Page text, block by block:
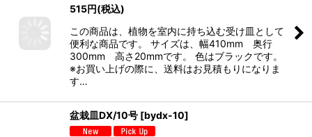
515円(税込)
この商品は、植物を室内に持ち込む受け皿として
便利な商品です。 サイズは、幅410mm 奥行
300mm 高さ20mmです。 色はブラックです。
※お買い上げの際に、送料はお見積もりになりま
す…
盆栽皿DX/10号 [bydx-10]